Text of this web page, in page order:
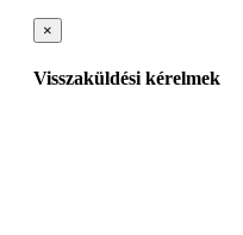
×
Visszaküldési kérelmek